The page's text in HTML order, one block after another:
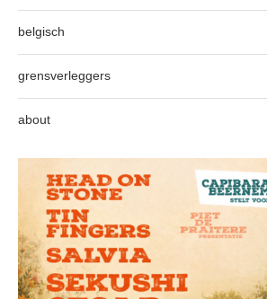
belgisch
grensverleggers
about